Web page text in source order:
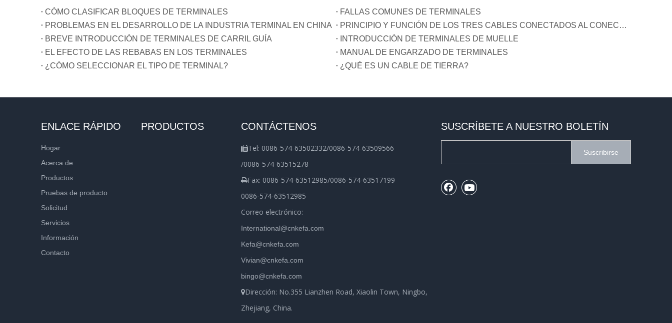
CÓMO CLASIFICAR BLOQUES DE TERMINALES
FALLAS COMUNES DE TERMINALES
PROBLEMAS EN EL DESARROLLO DE LA INDUSTRIA TERMINAL EN CHINA
PRINCIPIO Y FUNCIÓN DE LOS TRES CABLES CONECTADOS AL CONECTOR DE COMPENSACIÓN DE POTENCIA REACTIVA
BREVE INTRODUCCIÓN DE TERMINALES DE CARRIL GUÍA
INTRODUCCIÓN DE TERMINALES DE MUELLE
EL EFECTO DE LAS REBABAS EN LOS TERMINALES
MANUAL DE ENGARZADO DE TERMINALES
¿CÓMO SELECCIONAR EL TIPO DE TERMINAL?
¿QUÉ ES UN CABLE DE TIERRA?
ENLACE RÁPIDO
Hogar
Acerca de
Productos
Pruebas de producto
Solicitud
Servicios
Información
Contacto
PRODUCTOS CONTÁCTENOS
Tel: 0086-574-63502332/0086-574-63509566
/0086-574-63515278
Fax: 0086-574-63512985/0086-574-63517199
0086-574-63512985
Correo electrónico:
International@cnkefa.com
Kefa@cnkefa.com
Vivian@cnkefa.com
bingo@cnkefa.com
Dirección: No.355 Lianzhen Road, Xiaolin Town, Ningbo,
Zhejiang, China.
SUSCRÍBETE A NUESTRO BOLETÍN
Suscribirse